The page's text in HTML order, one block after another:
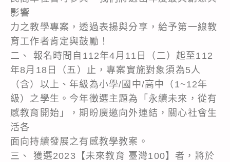
影響
力之教學專案，透過表揚與分享，給予第一線教
育工作者肯定與鼓勵！
二、 報名時間自112年4月11日（二）起至112
年8月18日（五）止，專案實施對象須為5人
（含）以上、年級為小學/國中/高中（1~12年
級）之學生。今年徵選主題為「永續未來，從有
感教育開始」，期盼廣邀向外連結，關心社會生
活各
面向持續發展之有感教學教案。
三、 獲選2023【未來教育 臺灣100】者，將於